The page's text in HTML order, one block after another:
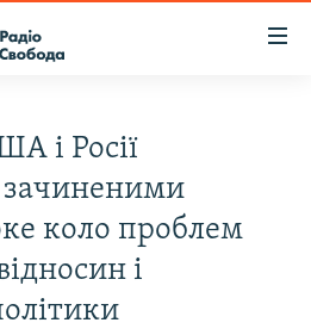
і Росії
зачиненими
коло проблем
і